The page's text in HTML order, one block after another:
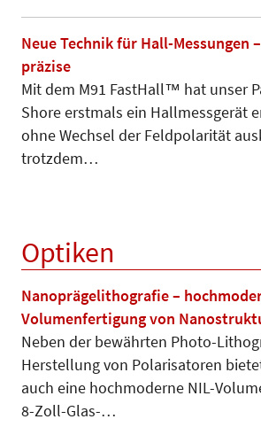
Neue Technik für Hall-Messungen
präzise
Mit dem M91 FastHall™ hat unser
Shore erstmals ein Hallmessgerät
ohne Wechsel der Feldpolarität
trotzdem…
Optiken
Nanoprägelithografie –
Volumenfertigung von
Neben der bewährten Photo-
Herstellung von Polarisatoren
auch eine hochmoderne NIL-
8-Zoll-Glas-…